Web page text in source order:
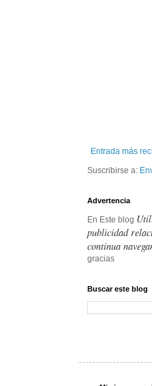
Entrada más
Suscribirse a:
Advertencia
En Este blog
publicidad
continua
gracias
Buscar este blog